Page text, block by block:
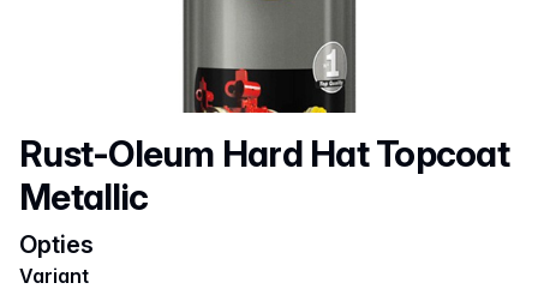
Productnaam
Rust-Oleum Hard Hat Topcoat
Metallic
Opties
Variant